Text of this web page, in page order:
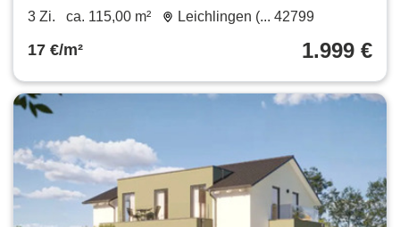
Ohne Eigenkapital möglich.
3 Zi. ca. 115,00 m² Leichlingen (... 42799
17 €/m² 1.999 €